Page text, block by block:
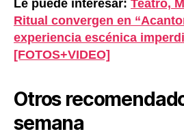
Le puede interesar: Teatro,
Ritual convergen en
experiencia escénica
[FOTOS+VIDEO]
Otros
semana